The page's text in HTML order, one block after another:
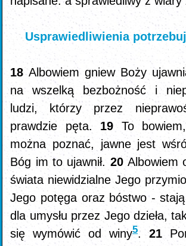
Usprawiedliwienia
18Albowiem gniew Boży
na wszelką bezbożność i
ludzi, którzy przez
prawdzie pęta. 19 To
można poznać, jawne jest
Bóg im to ujawnił. 20 Albowiem
świata niewidzialne Jego
Jego potęga oraz bóstwo -
dla umysłu przez Jego dzieła,
się wymówić od winy5. 21